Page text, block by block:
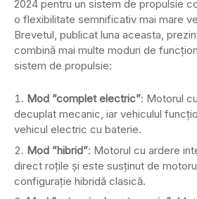
2024 pentru un sistem de propulsie
o flexibilitate semnificativ mai mare
Brevetul, publicat luna aceasta,
combină mai multe moduri de
sistem de propulsie:
Mod ”complet electric”: Motorul
decuplat mecanic, iar vehiculul
vehicul electric cu baterie.
Mod ”hibrid”: Motorul cu ardere
direct roțile și este susținut de
configurație hibridă clasică.